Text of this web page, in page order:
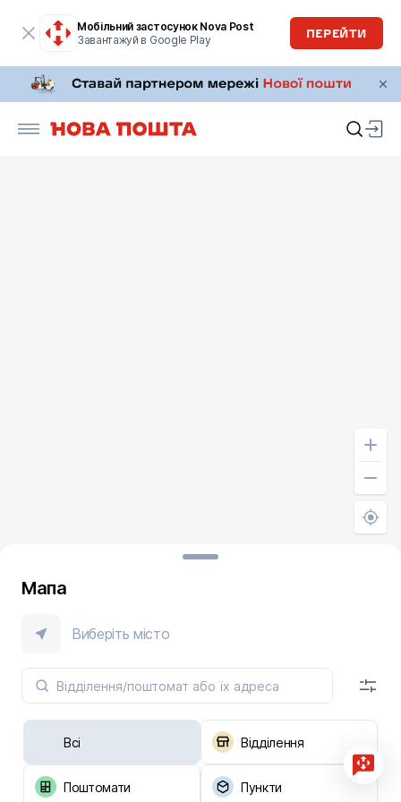
Мобільний застосунок Nova Post
Завантажуй в Google Play
ПЕРЕЙТИ
Мапа
Виберіть місто
Всі Відділення
Поштомати Пункти